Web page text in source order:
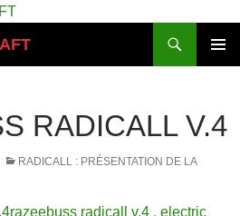
RADICALL V.4
RADICALL : PRÉSENTATION DE LA